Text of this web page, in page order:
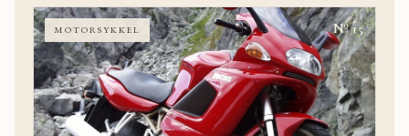
MOTORSYKKEL Nº 15